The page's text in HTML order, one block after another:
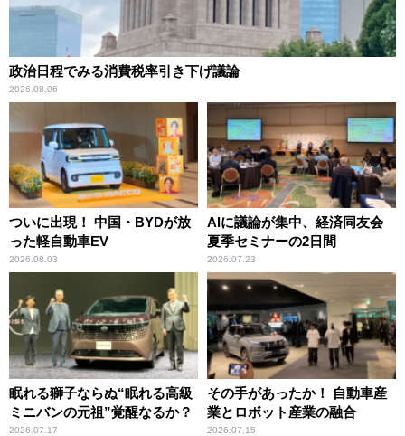
政治日程でみる消費税率引き下げ議論
2026.08.06
ついに出現！ 中国・BYDが放
った軽自動車EV
2026.08.03
AIに議論が集中、経済同友会
夏季セミナーの2日間
2026.07.23
眠れる獅子ならぬ“眠れる高級
ミニバンの元祖”覚醒なるか？
2026.07.17
その手があったか！ 自動車産
業とロボット産業の融合
2026.07.15